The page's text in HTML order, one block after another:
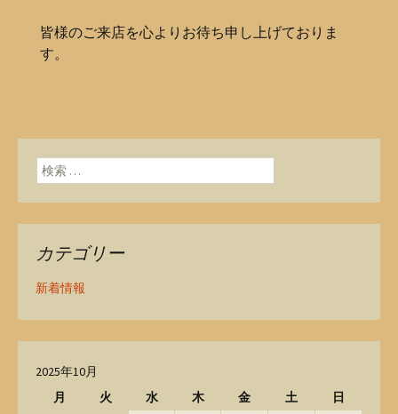
皆様のご来店を心よりお待ち申し上げておりま
す。
検索:
カテゴリー
新着情報
2025年10月
月
火 水 木 金 土 日